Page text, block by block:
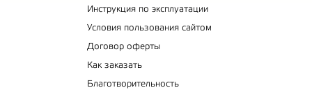
Инструкция по эксплуатации
Условия пользования сайтом
Договор оферты
Как заказать
Благотворительность